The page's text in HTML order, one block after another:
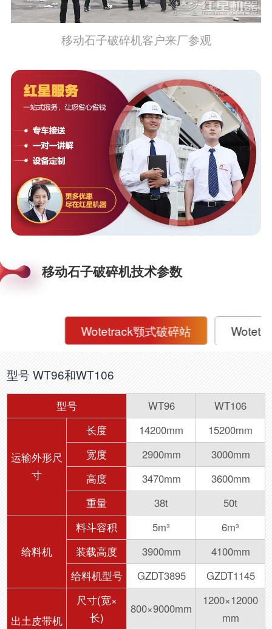
移动石子破碎机客户来厂参观
移动石子破碎机技术参数
Wotetrack颚式破碎站
型号 WT96和WT106
型号 WT96 WT106
运输外形尺
寸
长度 14200mm
15200mm
宽度
2900mm
3000mm
高度
3470mm
3600mm
重量
38t 50t
给料机
料斗容积 5m³
6m³
装载高度
3900mm
4100mm
给料机型号
GZDT3895 GZDT1145
出土皮带机
尺寸(宽×
长)
800×9000mm
1200×12000
mm